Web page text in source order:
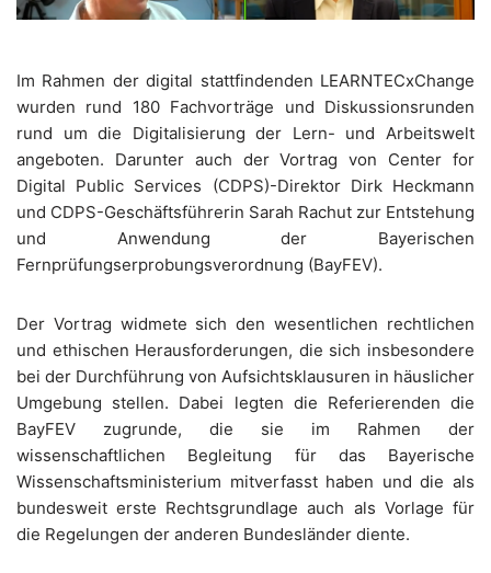
Im Rahmen der digital stattfindenden LEARNTECxChange
wurden rund 180 Fachvorträge und Diskussionsrunden
rund um die Digitalisierung der Lern- und Arbeitswelt
angeboten. Darunter auch der Vortrag von Center for
Digital Public Services (CDPS)-Direktor Dirk Heckmann
und CDPS-Geschäftsführerin Sarah Rachut zur Entstehung
und Anwendung der Bayerischen
Fernprüfungserprobungsverordnung (BayFEV).
Der Vortrag widmete sich den wesentlichen rechtlichen
und ethischen Herausforderungen, die sich insbesondere
bei der Durchführung von Aufsichtsklausuren in häuslicher
Umgebung stellen. Dabei legten die Referierenden die
BayFEV zugrunde, die sie im Rahmen der
wissenschaftlichen Begleitung für das Bayerische
Wissenschaftsministerium mitverfasst haben und die als
bundesweit erste Rechtsgrundlage auch als Vorlage für
die Regelungen der anderen Bundesländer diente.